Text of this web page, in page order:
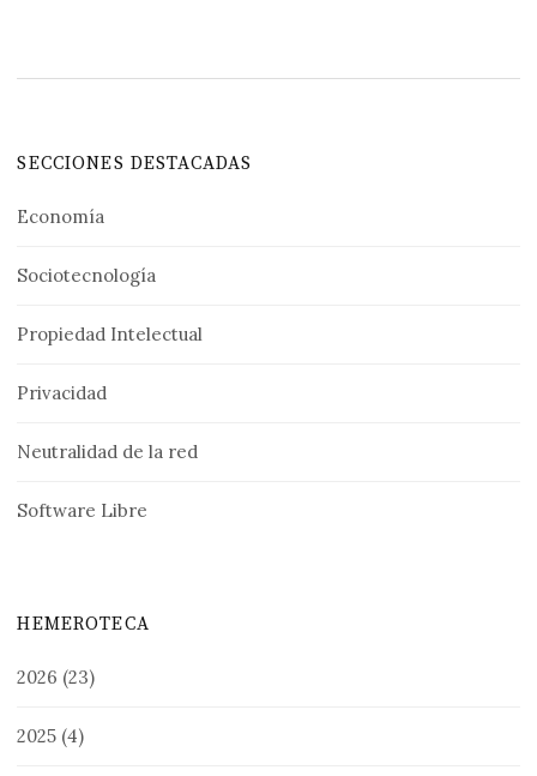
SECCIONES DESTACADAS
Economía
Sociotecnología
Propiedad Intelectual
Privacidad
Neutralidad de la red
Software Libre
HEMEROTECA
2026 (23)
2025 (4)